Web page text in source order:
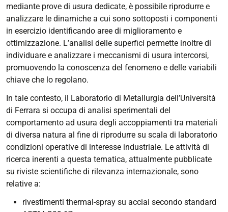
mediante prove di usura dedicate, è possibile riprodurre e
analizzare le dinamiche a cui sono sottoposti i componenti
in esercizio identificando aree di miglioramento e
ottimizzazione. L’analisi delle superfici permette inoltre di
individuare e analizzare i meccanismi di usura intercorsi,
promuovendo la conoscenza del fenomeno e delle variabili
chiave che lo regolano.
In tale contesto, il Laboratorio di Metallurgia dell’Università
di Ferrara si occupa di analisi sperimentali del
comportamento ad usura degli accoppiamenti tra materiali
di diversa natura al fine di riprodurre su scala di laboratorio
condizioni operative di interesse industriale. Le attività di
ricerca inerenti a questa tematica, attualmente pubblicate
su riviste scientifiche di rilevanza internazionale, sono
relative a:
rivestimenti thermal-spray su acciai secondo standard